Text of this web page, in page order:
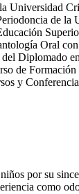
Universidad
de la
Oral
Diplomado
de
y
por su
como